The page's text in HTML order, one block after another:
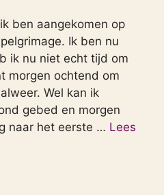
ben aangekomen op
Ik ben nu
ik nu niet echt tijd om
morgen ochtend om
Wel kan ik
gebed en morgen
naar het eerste … Lees